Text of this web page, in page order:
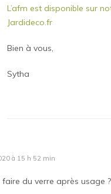
L’afm est disponible sur
Jardideco.fr
Bien à vous,
Sytha
à 15 h 52 min
du verre après usage